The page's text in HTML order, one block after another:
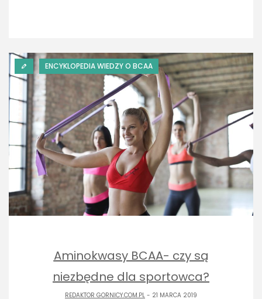
ENCYKLOPEDIA WIEDZY O BCAA
Aminokwasy BCAA- czy są
niezbędne dla sportowca?
REDAKTOR GORNICY.COM.PL - 21 MARCA 2019